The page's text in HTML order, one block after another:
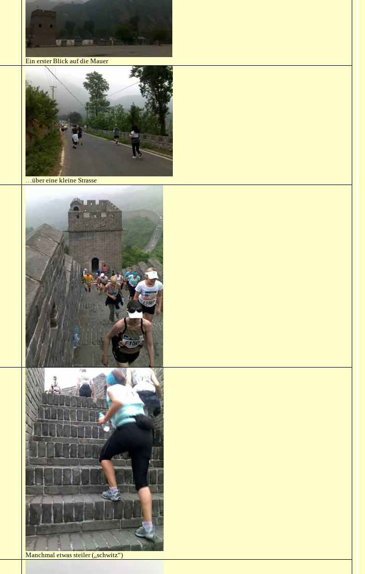
Ein erster Blick auf die Mauer
…über eine kleine Strasse
Manchmal etwas steiler („schwitz“)